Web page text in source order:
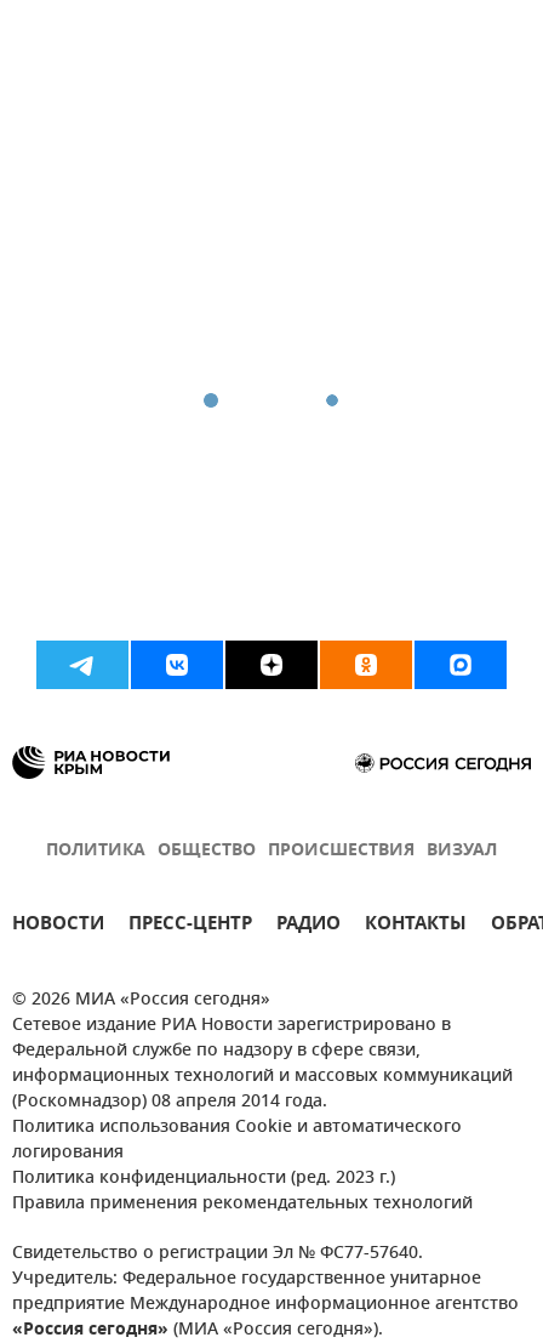
ПОЛИТИКА ОБЩЕСТВО ПРОИСШЕСТВИЯ ВИЗУАЛ
НОВОСТИ ПРЕСС-ЦЕНТР РАДИО КОНТАКТЫ
© 2026 МИА «Россия сегодня»
Сетевое издание РИА Новости зарегистрировано в
Федеральной службе по надзору в сфере связи,
информационных технологий и массовых коммуникаций
(Роскомнадзор) 08 апреля 2014 года.
Политика использования Cookie и автоматического
логирования
Политика конфиденциальности (ред. 2023 г.)
Правила применения рекомендательных технологий
Свидетельство о регистрации Эл № ФС77-57640.
Учредитель: Федеральное государственное унитарное
предприятие Международное информационное агентство
«Россия сегодня» (МИА «Россия сегодня»).